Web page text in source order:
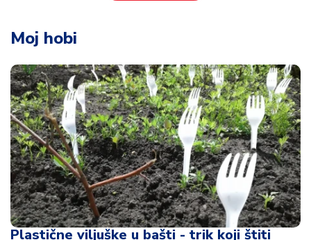
Moj hobi
Plastične viljuške u bašti - trik koji štiti